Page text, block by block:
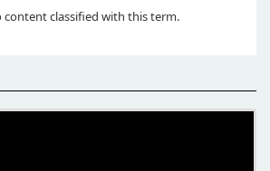
content classified with this term.